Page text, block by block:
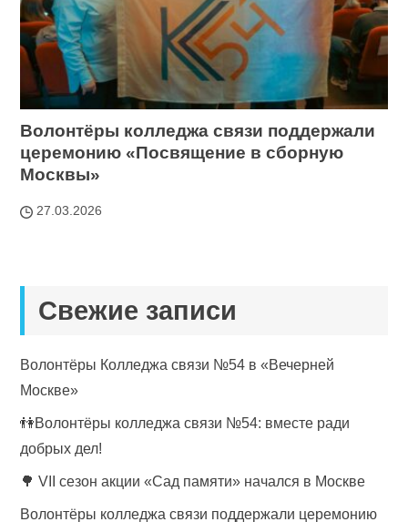
Волонтёры колледжа связи поддержали
церемонию «Посвящение в сборную
Москвы»
27.03.2026
Свежие записи
Волонтёры Колледжа связи №54 в «Вечерней
Москве»
👫Волонтёры колледжа связи №54: вместе ради
добрых дел!
🌳 VII сезон акции «Сад памяти» начался в Москве
Волонтёры колледжа связи поддержали церемонию